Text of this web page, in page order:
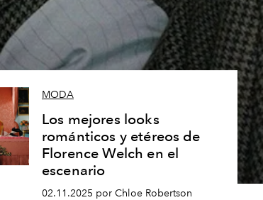
MODA
Los mejores looks
románticos y etéreos de
Florence Welch en el
escenario
02.11.2025 por Chloe Robertson